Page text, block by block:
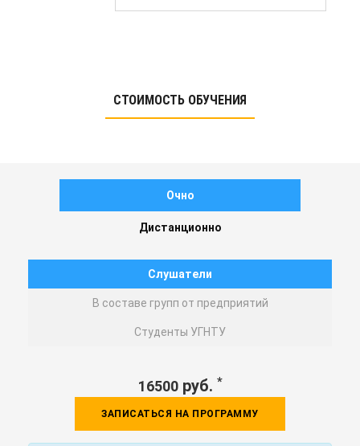
СТОИМОСТЬ ОБУЧЕНИЯ
Очно
Дистанционно
Слушатели
В составе групп от предприятий
Студенты УГНТУ
16500руб. *
ЗАПИСАТЬСЯ НА ПРОГРАММУ